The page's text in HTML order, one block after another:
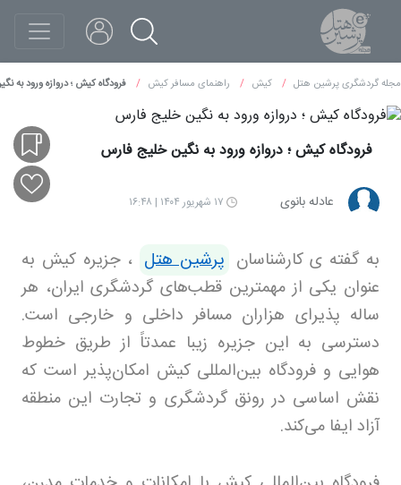
مجله گردشگری پرشین هتل کیش راهنمای مسافر کیش فرودگاه کیش ؛ دروازه ورود به
فرودگاه کیش ؛ دروازه ورود به نگین خلیج فارس
عادله بانوی ۱۷ شهریور ۱۴۰۴ | ۱۶:۴۸
به گفته ی کارشناسان پرشین هتل ، جزیره کیش به
عنوان یکی از مهمترین قطب‌های گردشگری ایران، هر
ساله پذیرای هزاران مسافر داخلی و خارجی است.
دسترسی به این جزیره زیبا عمدتاً از طریق خطوط
هوایی و فرودگاه بین‌المللی کیش امکان‌پذیر است که
نقش اساسی در رونق گردشگری و تجارت این منطقه
آزاد ایفا می‌کند.